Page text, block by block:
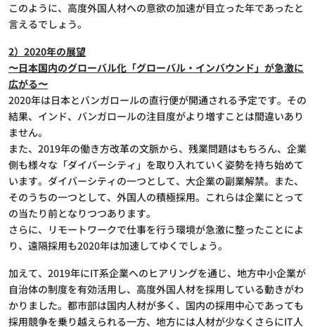
このように、高度外国人材への意欲の加速が目立った年であったと
言えるでしょう。
2）2020年の展望
〜日本国内のグローバル化「グローバル・インバウンド」が急激に
広がる〜
2020年は日本とバンガロールの直行便が開通される予定です。その
結果、インド、バンガロールの注目度がより増すことは間違いあり
ません。
また、2019年の働き方改革の文脈から、残業問題はもちろん、企業
側も様々な「ダイバーシティ」を取り入れていく姿勢を持ち始めて
います。ダイバーシティの一つとして、大企業の副業解禁。また、
そのうちの一つとして、外国人の積極採用。これらは企業にとって
の当たり前となりつつあります。
さらに、リモートワークで仕事を行う環境が急激に整ったことによ
り、遠隔採用も2020年は加速してゆくでしょう。
加えて、2019年にIT系企業へのヒアリングを通じ、地方中小企業が
自治体の制度を有効活用し、高度外国人材を採用している動きがわ
かりました。都市部は国内人材が多く、国内の採用中心であっても
採用競争を乗り越えられる一方、地方には人材が少なくさらにIT人